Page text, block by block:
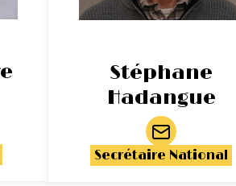
Stéphane
Hadangue
Secrétaire National